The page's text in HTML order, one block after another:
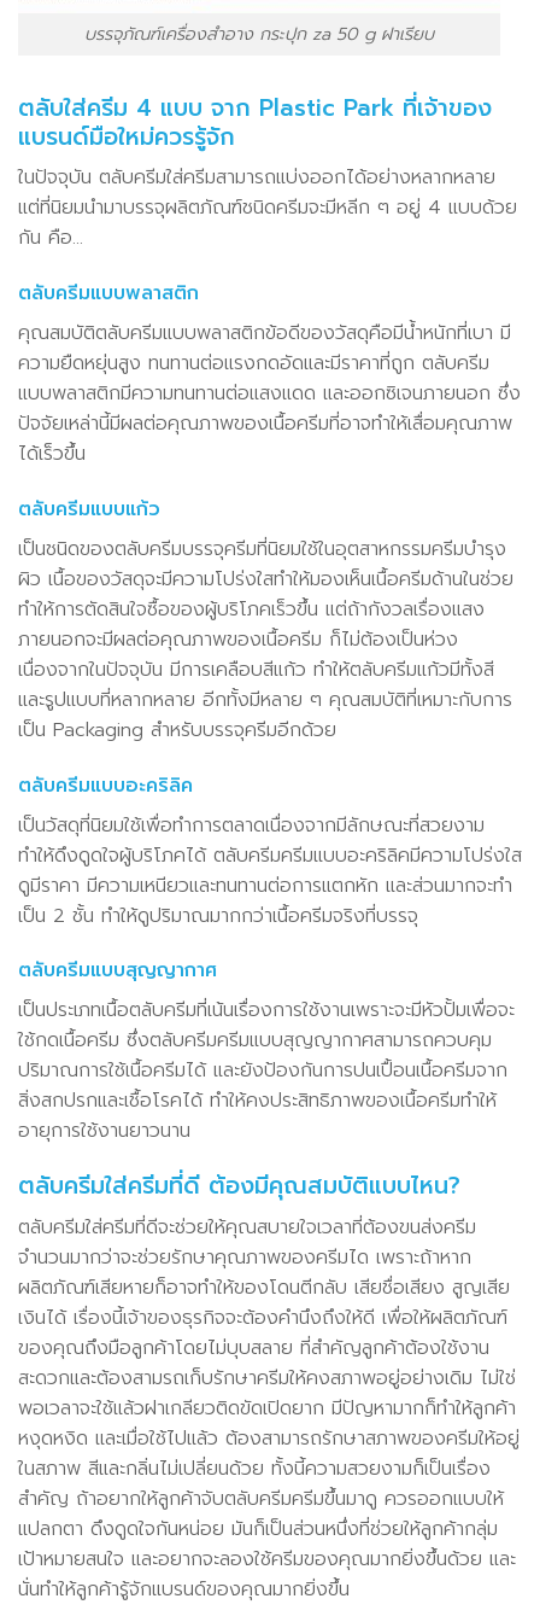
บรรจุภัณฑ์เครื่องสำอาง กระปุก za 50 g ฝาเรียบ
ตลับใส่ครีม 4 แบบ จาก Plastic Park ที่เจ้าของ
แบรนด์มือใหม่ควรรู้จัก
ในปัจจุบัน ตลับครีมใส่ครีมสามารถแบ่งออกได้อย่างหลากหลาย
แต่ที่นิยมนำมาบรรจุผลิตภัณฑ์ชนิดครีมจะมีหลีก ๆ อยู่ 4 แบบด้วย
กัน คือ…
ตลับครีมแบบพลาสติก
คุณสมบัติตลับครีมแบบพลาสติกข้อดีของวัสดุคือมีน้ำหนักที่เบา มี
ความยืดหยุ่นสูง ทนทานต่อแรงกดอัดและมีราคาที่ถูก ตลับครีม
แบบพลาสติกมีความทนทานต่อแสงแดด และออกซิเจนภายนอก ซึ่ง
ปัจจัยเหล่านี้มีผลต่อคุณภาพของเนื้อครีมที่อาจทำให้เสื่อมคุณภาพ
ได้เร็วขึ้น
ตลับครีมแบบแก้ว
เป็นชนิดของตลับครีมบรรจุครีมที่นิยมใช้ในอุตสาหกรรมครีมบำรุง
ผิว เนื้อของวัสดุจะมีความโปร่งใสทำให้มองเห็นเนื้อครีมด้านในช่วย
ทำให้การตัดสินใจซื้อของผู้บริโภคเร็วขึ้น แต่ถ้ากังวลเรื่องแสง
ภายนอกจะมีผลต่อคุณภาพของเนื้อครีม ก็ไม่ต้องเป็นห่วง
เนื่องจากในปัจจุบัน มีการเคลือบสีแก้ว ทำให้ตลับครีมแก้วมีทั้งสี
และรูปแบบที่หลากหลาย อีกทั้งมีหลาย ๆ คุณสมบัติที่เหมาะกับการ
เป็น Packaging สำหรับบรรจุครีมอีกด้วย
ตลับครีมแบบอะคริลิค
เป็นวัสดุที่นิยมใช้เพื่อทำการตลาดเนื่องจากมีลักษณะที่สวยงาม
ทำให้ดึงดูดใจผู้บริโภคได้ ตลับครีมครีมแบบอะคริลิคมีความโปร่งใส
ดูมีราคา มีความเหนียวและทนทานต่อการแตกหัก และส่วนมากจะทำ
เป็น 2 ชั้น ทำให้ดูปริมาณมากกว่าเนื้อครีมจริงที่บรรจุ
ตลับครีมแบบสุญญากาศ
เป็นประเภทเนื้อตลับครีมที่เน้นเรื่องการใช้งานเพราะจะมีหัวปั้มเพื่อจะ
ใช้กดเนื้อครีม ซึ่งตลับครีมครีมแบบสุญญากาศสามารถควบคุม
ปริมาณการใช้เนื้อครีมได้ และยังป้องกันการปนเปื้อนเนื้อครีมจาก
สิ่งสกปรกและเชื้อโรคได้ ทำให้คงประสิทธิภาพของเนื้อครีมทำให้
อายุการใช้งานยาวนาน
ตลับครีมใส่ครีมที่ดี ต้องมีคุณสมบัติแบบไหน?
ตลับครีมใส่ครีมที่ดีจะช่วยให้คุณสบายใจเวลาที่ต้องขนส่งครีม
จำนวนมากว่าจะช่วยรักษาคุณภาพของครีมได เพราะถ้าหาก
ผลิตภัณฑ์เสียหายก็อาจทำให้ของโดนตีกลับ เสียชื่อเสียง สูญเสีย
เงินได้ เรื่องนี้เจ้าของธุรกิจจะต้องคำนึงถึงให้ดี เพื่อให้ผลิตภัณฑ์
ของคุณถึงมือลูกค้าโดยไม่บุบสลาย ที่สำคัญลูกค้าต้องใช้งาน
สะดวกและต้องสามรถเก็บรักษาครีมให้คงสภาพอยู่อย่างเดิม ไม่ใช่
พอเวลาจะใช้แล้วฝาเกลียวติดขัดเปิดยาก มีปัญหามากก็ทำให้ลูกค้า
หงุดหงิด และเมื่อใช้ไปแล้ว ต้องสามารถรักษาสภาพของครีมให้อยู่
ในสภาพ สีและกลิ่นไม่เปลี่ยนด้วย ทั้งนี้ความสวยงามก็เป็นเรื่อง
สำคัญ ถ้าอยากให้ลูกค้าจับตลับครีมครีมขึ้นมาดู ควรออกแบบให้
แปลกตา ดึงดูดใจกันหน่อย มันก็เป็นส่วนหนึ่งที่ช่วยให้ลูกค้ากลุ่ม
เป้าหมายสนใจ และอยากจะลองใช้ครีมของคุณมากยิ่งขึ้นด้วย และ
นั่นทำให้ลูกค้ารู้จักแบรนด์ของคุณมากยิ่งขึ้น